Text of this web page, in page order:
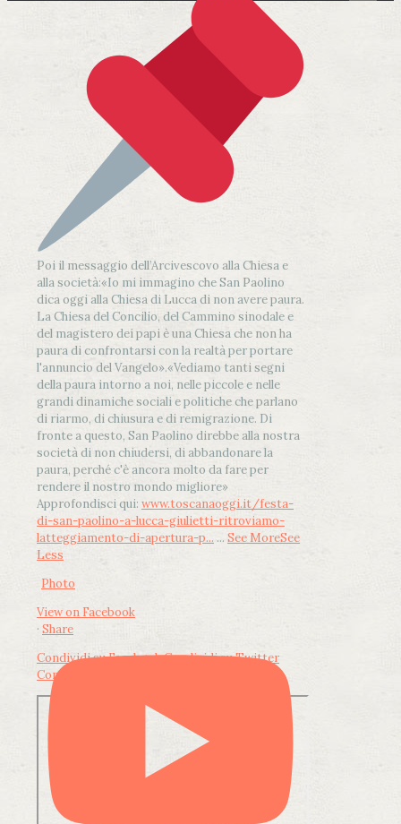
Poi il messaggio dell’Arcivescovo alla Chiesa e
alla società:«Io mi immagino che San Paolino
dica oggi alla Chiesa di Lucca di non avere paura.
La Chiesa del Concilio, del Cammino sinodale e
del magistero dei papi è una Chiesa che non ha
paura di confrontarsi con la realtà per portare
l'annuncio del Vangelo».«Vediamo tanti segni
della paura intorno a noi, nelle piccole e nelle
grandi dinamiche sociali e politiche che parlano
di riarmo, di chiusura e di remigrazione. Di
fronte a questo, San Paolino direbbe alla nostra
società di non chiudersi, di abbandonare la
paura, perché c'è ancora molto da fare per
rendere il nostro mondo migliore»
Approfondisci qui: www.toscanaoggi.it/festa-
di-san-paolino-a-lucca-giulietti-ritroviamo-
latteggiamento-di-apertura-p... ... See MoreSee
Less
Photo
View on Facebook
· Share
Condividi su FacebookCondividi su Twitter
Condividi su LinkedIn